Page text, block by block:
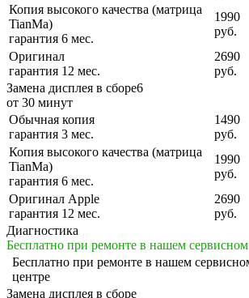
Копия высокого качества (матрица
TianMa)
гарантия 6 мес.
1990
руб.
Оригинал
гарантия 12 мес.
2690
руб.
Замена дисплея в сборе6
от 30 минут
Обычная копия
гарантия 3 мес.
1490
руб.
Копия высокого качества (матрица
TianMa)
гарантия 6 мес.
1990
руб.
Оригинал Apple
гарантия 12 мес.
2690
руб.
Диагностика
Бесплатно при ремонте в нашем
Бесплатно при ремонте в нашем
центре
Замена дисплея в сборе